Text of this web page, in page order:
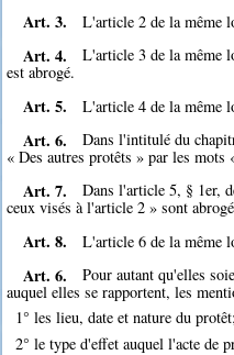
Art. 3. L'article 2 de la même
Art. 4. L'article 3 de la même
est abrogé.
Art. 5. L'article 4 de la même
Art. 6.
Dans l'intitulé du
« Des autres protêts » par les mots
Art. 7.
Dans l'article 5, § 1er,
ceux visés à l'article 2 » sont
Art. 8. L'article 6 de la même
Art. 6.
Pour autant qu'elles
auquel elles se rapportent, les
1° les lieu, date et nature du protêt;
2° le type d'effet auquel l'acte de